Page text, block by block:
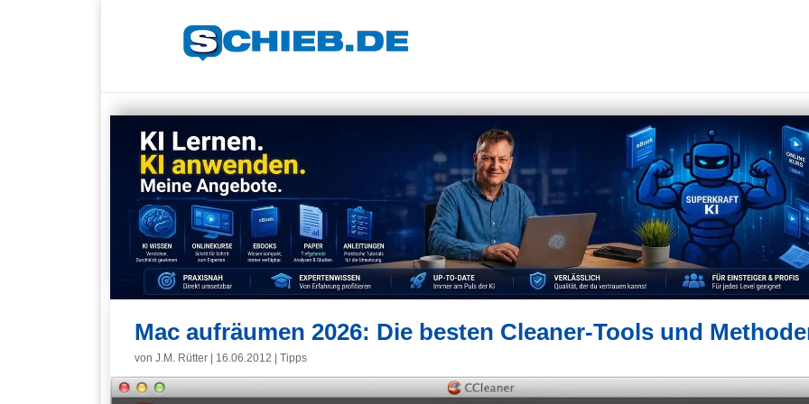
Mac aufräumen 2026: Die besten Cleaner-Tools und
von J.M. Rütter 16.06.2012 Tipps